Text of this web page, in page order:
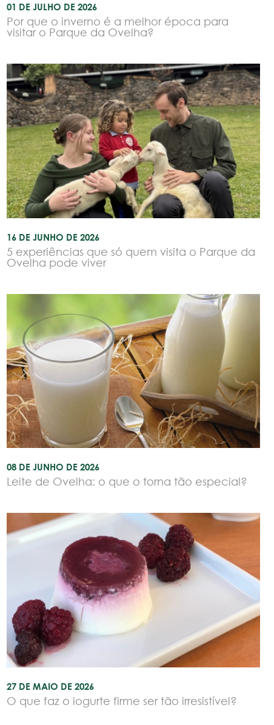
01 DE JULHO DE 2026
Por que o inverno é a melhor época para
visitar o Parque da Ovelha?
16 DE JUNHO DE 2026
5 experiências que só quem visita o Parque da
Ovelha pode viver
08 DE JUNHO DE 2026
Leite de Ovelha: o que o torna tão especial?
27 DE MAIO DE 2026
O que faz o iogurte firme ser tão irresistível?